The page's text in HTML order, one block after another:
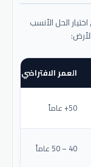
الحل الأنسب
العمر الافتراضي
50+ عاماً
40 – 50 عاماً